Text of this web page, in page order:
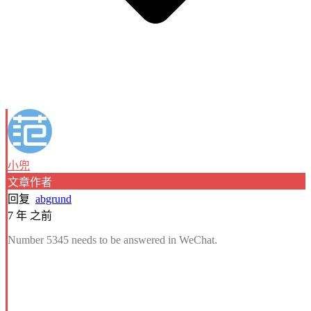
小兜
文章作者
回复 abgrund
7 年 之前
Number 5345 needs to be answered in WeChat.